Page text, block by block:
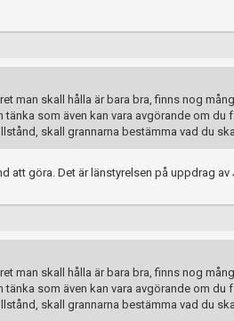
man skall hålla är bara bra, finns nog
som även kan vara avgörande om du
skall grannarna bestämma vad du
att göra. Det är länstyrelsen på uppdrag
man skall hålla är bara bra, finns nog
som även kan vara avgörande om du
skall grannarna bestämma vad du